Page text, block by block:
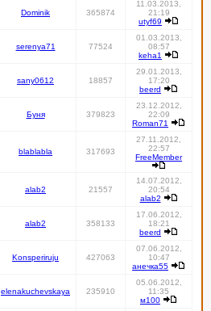
Dominik 365874
11.03.2013,
21:19
utyf69
serenya71 77524
01.03.2013,
08:57
keha1
sany0612 18857
29.01.2013,
17:20
beerd
Буня 379823
23.12.2012,
22:09
Roman71
blablabla 317693
27.11.2012,
22:57
FreeMember
alab2 21557
14.07.2012,
20:54
alab2
alab2 358133
17.06.2012,
18:21
beerd
Konsperiruju 427063
07.06.2012,
10:47
анечка55
elenakuchevskaya 235910
05.06.2012,
11:35
м100